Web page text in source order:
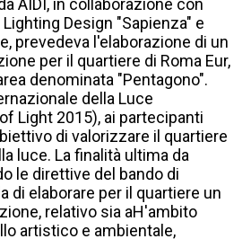
AIDI, in collaborazione con
Lighting Design "Sapienza" e
prevedeva l'elaborazione di un
per il quartiere di Roma Eur,
denominata "Pentagono".
della Luce
Light 2015), ai partecipanti
di valorizzare il quartiere
luce. La finalità ultima da
le direttive del bando di
di elaborare per il quartiere un
relativo sia aH'ambito
artistico e ambientale,